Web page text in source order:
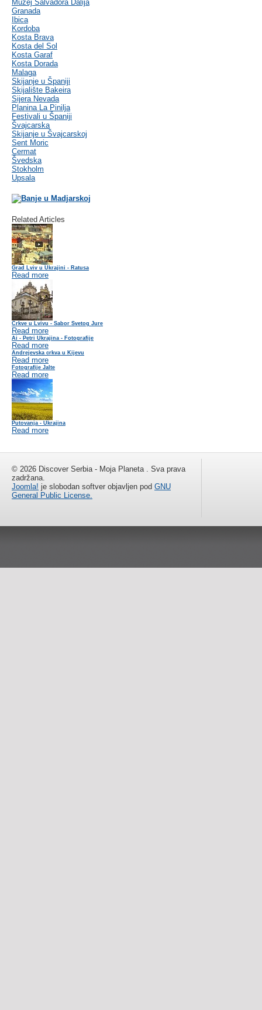
Muzej Salvadora Dalija
Granada
Ibica
Kordoba
Kosta Brava
Kosta del Sol
Kosta Garaf
Kosta Dorada
Malaga
Skijanje u Španiji
Skijalište Bakeira
Sijera Nevada
Planina La Pinilja
Festivali u Španiji
Švajcarska
Skijanje u Švajcarskoj
Sent Moric
Cermat
Švedska
Stokholm
Upsala
Related Articles
Grad Lviv u Ukrajini - Ratusa
Read more
Crkve u Lvivu - Sabor Svetog Jure
Read more
Ai - Petri Ukrajina - Fotografije
Read more
Andrejevska crkva u Kijevu
Read more
Fotografije Jalte
Read more
Putovanja - Ukrajina
Read more
© 2026 Discover Serbia - Moja Planeta . Sva prava
zadržana.
Joomla! je slobodan softver objavljen pod GNU
General Public License.